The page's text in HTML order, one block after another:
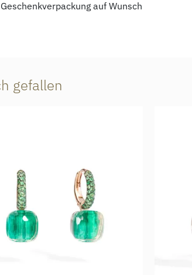
Geschenkverpackung auf Wunsch
gefallen